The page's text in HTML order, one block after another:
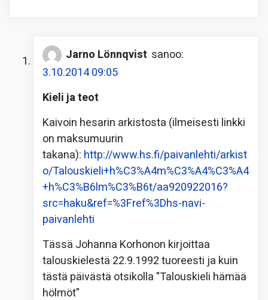
Jarno Lönnqvist sanoo:
3.10.2014 09:05
Kieli ja teot
Kaivoin hesarin arkistosta (ilmeisesti linkki
on maksumuurin
takana): http://www.hs.fi/paivanlehti/arkist
o/Talouskieli+h%C3%A4m%C3%A4%C3%A4
+h%C3%B6lm%C3%B6t/aa920922016?
src=haku&ref=%3Fref%3Dhs-navi-
paivanlehti
Tässä Johanna Korhonon kirjoittaa
talouskielestä 22.9.1992 tuoreesti ja kuin
tästä päivästä otsikolla "Talouskieli hämää
hölmöt"